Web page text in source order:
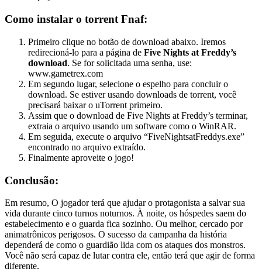
Como instalar o torrent Fnaf:
Primeiro clique no botão de download abaixo. Iremos
redirecioná-lo para a página de Five Nights at Freddy’s
download. Se for solicitada uma senha, use:
www.gametrex.com
Em segundo lugar, selecione o espelho para concluir o
download. Se estiver usando downloads de torrent, você
precisará baixar o uTorrent primeiro.
Assim que o download de Five Nights at Freddy’s terminar,
extraia o arquivo usando um software como o WinRAR.
Em seguida, execute o arquivo “FiveNightsatFreddys.exe”
encontrado no arquivo extraído.
Finalmente aproveite o jogo!
Conclusão:
Em resumo, O jogador terá que ajudar o protagonista a salvar sua
vida durante cinco turnos noturnos. À noite, os hóspedes saem do
estabelecimento e o guarda fica sozinho. Ou melhor, cercado por
animatrônicos perigosos. O sucesso da campanha da história
dependerá de como o guardião lida com os ataques dos monstros.
Você não será capaz de lutar contra ele, então terá que agir de forma
diferente.